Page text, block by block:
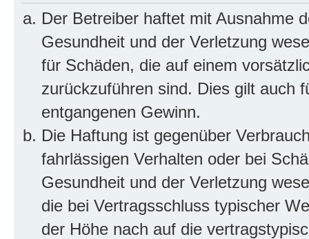
Der Betreiber haftet mit Ausnahme
Gesundheit und der Verletzung
für Schäden, die auf einem
zurückzuführen sind. Dies gilt auch
entgangenen Gewinn.
Die Haftung ist gegenüber
fahrlässigen Verhalten oder bei
Gesundheit und der Verletzung
die bei Vertragsschluss typischer
der Höhe nach auf die